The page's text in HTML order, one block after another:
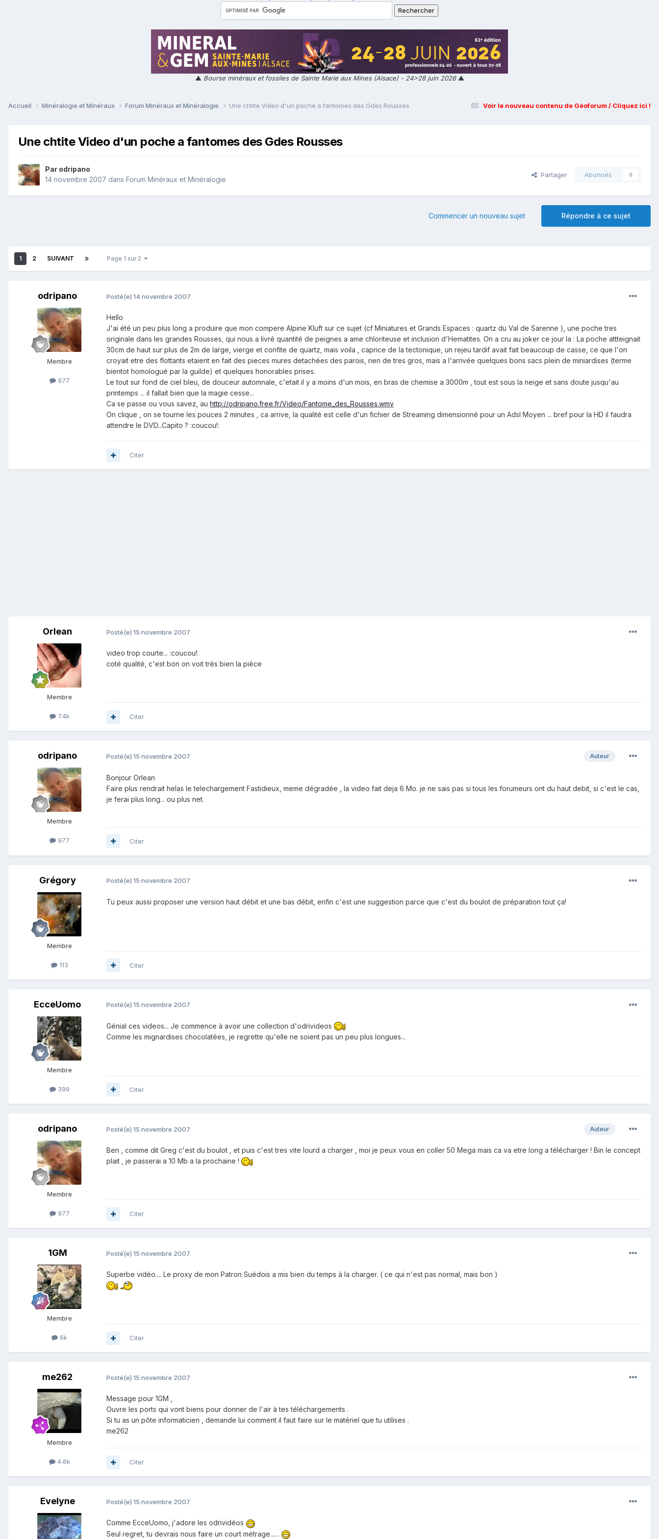
▲ Bourse minéraux et fossiles de Sainte Marie aux Mines (Alsace) - 24>28 juin 2026▲
Voir le nouveau contenu de Géoforum / Cliquez ici !
Accueil Minéralogie et Minéraux Forum Minéraux et Minéralogie Une chtite Video d'un poche a fantomes des Gdes Rousses
Une chtite Video d'un poche a fantomes des Gdes Rousses
Par odripano
14 novembre 2007 dans Forum Minéraux et Minéralogie
Partager Abonnés 0
Répondre à ce sujet
Commencer un nouveau sujet
1 2 SUIVANT Page 1 sur 2
odripano
Membre
977
Posté(e) 14 novembre 2007
Hello
J'ai été un peu plus long a produire que mon compere Alpine Kluft sur ce sujet (cf Miniatures et Grands Espaces : quartz du Val de Sarenne ), une poche tres
originale dans les grandes Rousses, qui nous a livré quantité de peignes a ame chloriteuse et inclusion d'Hematites. On a cru au joker ce jour la : La poche attteignait
30cm de haut sur plus de 2m de large, vierge et confite de quartz, mais voila , caprice de la tectonique, un rejeu tardif avait fait beaucoup de casse, ce que l'on
croyait etre des flottants etaient en fait des pieces mures detachées des parois, rien de tres gros, mais a l'arrivée quelques bons sacs plein de miniardises (terme
bientot homologué par la guilde) et quelques honorables prises.
Le tout sur fond de ciel bleu, de douceur automnale, c'etait il y a moins d'un mois, en bras de chemise a 3000m , tout est sous la neige et sans doute jusqu'au
printemps ... il fallait bien que la magie cesse...
Ca se passe ou vous savez, au http://odripano.free.fr/Video/Fantome_des_Rousses.wmv
On clique , on se tourne les pouces 2 minutes , ca arrive, la qualité est celle d'un fichier de Streaming dimensionné pour un Adsl Moyen ... bref pour la HD il faudra
attendre le DVD...Capito ? :coucou!:
Citer
Orlean
Membre
7.4k
Posté(e) 15 novembre 2007
video trop courte... :coucou!:
coté qualité, c'est bon on voit très bien la pièce
Citer
odripano
Membre
977
Auteur
Posté(e) 15 novembre 2007
Bonjour Orlean
Faire plus rendrait helas le telechargement Fastidieux, meme dégradée , la video fait deja 6 Mo. je ne sais pas si tous les forumeurs ont du haut debit, si c'est le cas,
je ferai plus long... ou plus net.
Citer
Grégory
Membre
113
Posté(e) 15 novembre 2007
Tu peux aussi proposer une version haut débit et une bas débit, enfin c'est une suggestion parce que c'est du boulot de préparation tout ça!
Citer
EcceUomo
Membre
399
Posté(e) 15 novembre 2007
Génial ces videos... Je commence à avoir une collection d'odrivideos
Comme les mignardises chocolatées, je regrette qu'elle ne soient pas un peu plus longues...
Citer
odripano
Membre
977
Auteur
Posté(e) 15 novembre 2007
Ben , comme dit Greg c'est du boulot , et puis c'est tres vite lourd a charger , moi je peux vous en coller 50 Mega mais ca va etre long a télécharger ! Bin le concept
plait , je passerai a 10 Mb a la prochaine !
Citer
1GM
Membre
6k
Posté(e) 15 novembre 2007
Superbe vidéo.... Le proxy de mon Patron Suédois a mis bien du temps à la charger. ( ce qui n'est pas normal, mais bon )
Citer
me262
Membre
4.6k
Posté(e) 15 novembre 2007
Message pour 1GM ,
Ouvre les ports qui vont biens pour donner de l'air à tes téléchargements .
Si tu as un pôte informaticien , demande lui comment il faut faire sur le matériel que tu utilises .
me262
Citer
Evelyne Posté(e) 15 novembre 2007
Comme EcceUomo, j'adore les odrividéos
Seul regret, tu devrais nous faire un court métrage......